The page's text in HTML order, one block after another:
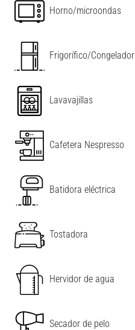
Horno/microondas
Frigorífico/Congelador
Lavavajillas
Cafetera Nespresso
Batidora eléctrica
Tostadora
Hervidor de agua
Secador de pelo